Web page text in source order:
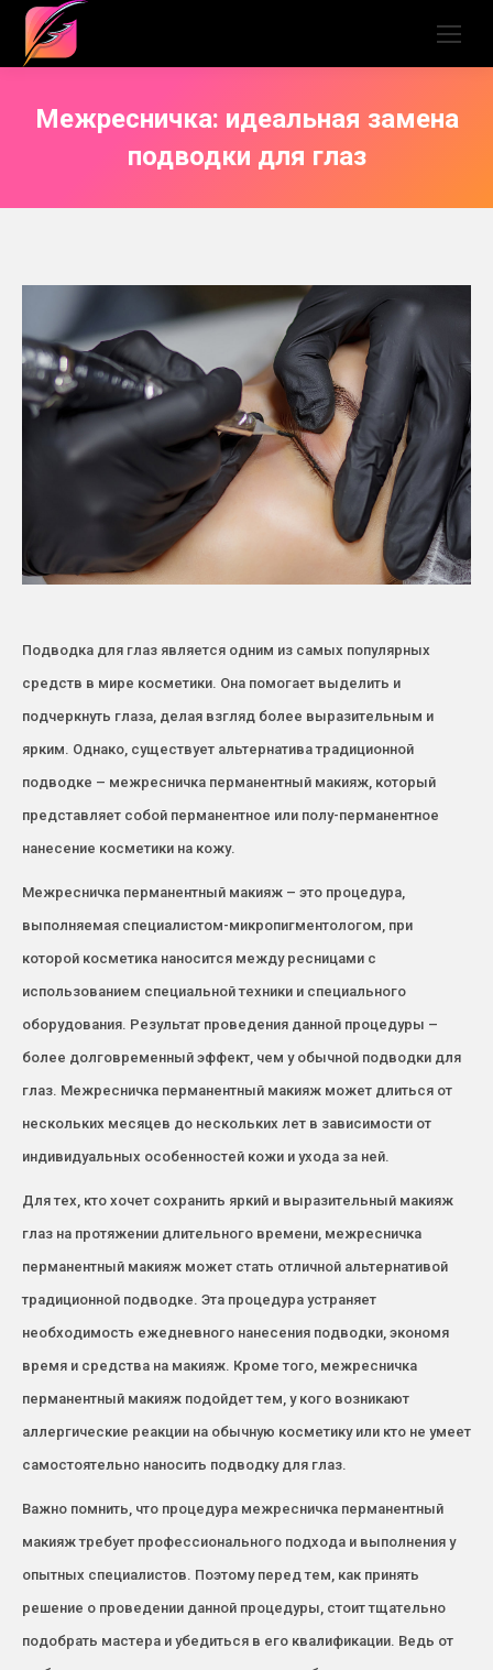
Межресничка: идеальная замена
подводки для глаз
Подводка для глаз является одним из самых популярных
средств в мире косметики. Она помогает выделить и
подчеркнуть глаза, делая взгляд более выразительным и
ярким. Однако, существует альтернатива традиционной
подводке – межресничка перманентный макияж, который
представляет собой перманентное или полу-перманентное
нанесение косметики на кожу.
Межресничка перманентный макияж – это процедура,
выполняемая специалистом-микропигментологом, при
которой косметика наносится между ресницами с
использованием специальной техники и специального
оборудования. Результат проведения данной процедуры –
более долговременный эффект, чем у обычной подводки для
глаз. Межресничка перманентный макияж может длиться от
нескольких месяцев до нескольких лет в зависимости от
индивидуальных особенностей кожи и ухода за ней.
Для тех, кто хочет сохранить яркий и выразительный макияж
глаз на протяжении длительного времени, межресничка
перманентный макияж может стать отличной альтернативой
традиционной подводке. Эта процедура устраняет
необходимость ежедневного нанесения подводки, экономя
время и средства на макияж. Кроме того, межресничка
перманентный макияж подойдет тем, у кого возникают
аллергические реакции на обычную косметику или кто не умеет
самостоятельно наносить подводку для глаз.
Важно помнить, что процедура межресничка перманентный
макияж требует профессионального подхода и выполнения у
опытных специалистов. Поэтому перед тем, как принять
решение о проведении данной процедуры, стоит тщательно
подобрать мастера и убедиться в его квалификации. Ведь от